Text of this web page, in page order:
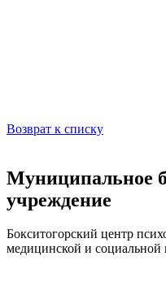
Возврат к списку
Муниципальное
учреждение
Бокситогорский центр
медицинской и